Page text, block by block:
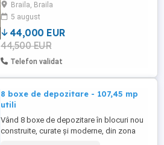
Braila, Braila
5 august
44,000 EUR
44,500 EUR
Telefon validat
8 boxe de depozitare - 107,45 mp
utili
Vând 8 boxe de depozitare în blocuri nou
construite, curate și moderne, din zona